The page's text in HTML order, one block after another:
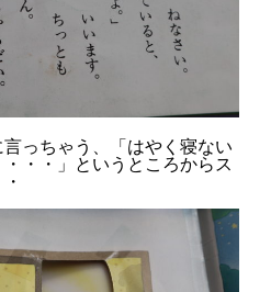
っちゃう、「はやく寝ない
・・」というところからス